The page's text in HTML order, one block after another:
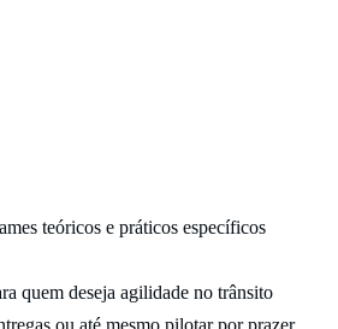
teóricos e práticos específicos
quem deseja agilidade no trânsito